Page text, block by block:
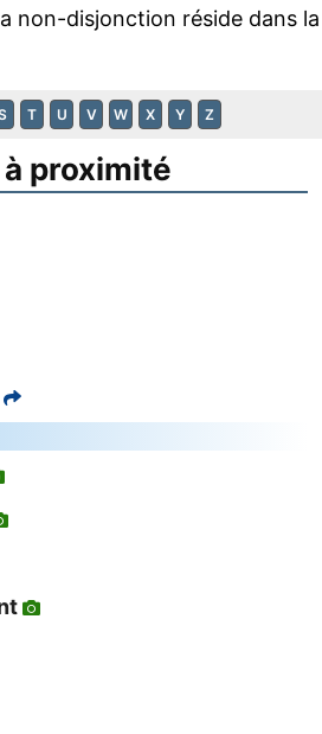
non-disjonction réside dans la
T U V W X Y Z
à proximité